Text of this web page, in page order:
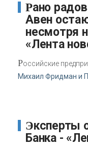
Рано радовались. Фридман и
Авен
несмотря
«Лента
Российские
Михаил Фридман и
Эксперты оценили состояние Т-
Банка -